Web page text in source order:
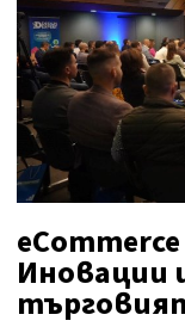
Иновации